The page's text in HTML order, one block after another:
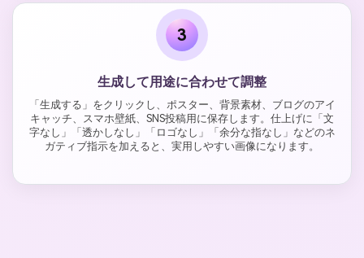
3
生成して用途に合わせて調整
「生成する」をクリックし、ポスター、背景素材、ブログのアイ
キャッチ、スマホ壁紙、SNS投稿用に保存します。仕上げに「文
字なし」「透かしなし」「ロゴなし」「余分な指なし」などのネ
ガティブ指示を加えると、実用しやすい画像になります。